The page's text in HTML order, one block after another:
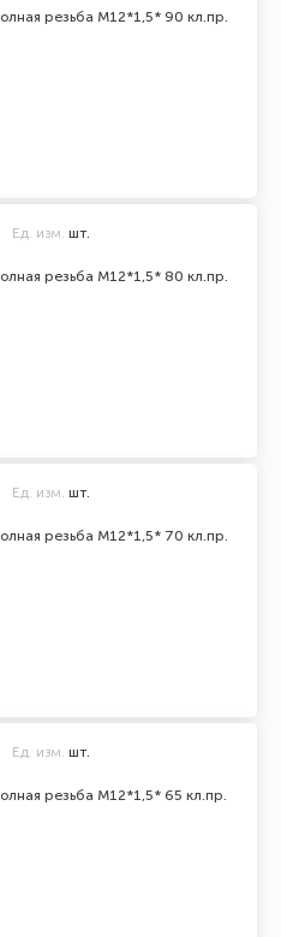
резьба M12*1,5* 90 кл.пр.
резьба M12*1,5* 80 кл.пр.
Ед. изм. шт.
резьба M12*1,5* 70 кл.пр.
Ед. изм. шт.
резьба M12*1,5* 65 кл.пр.
Ед. изм. шт.